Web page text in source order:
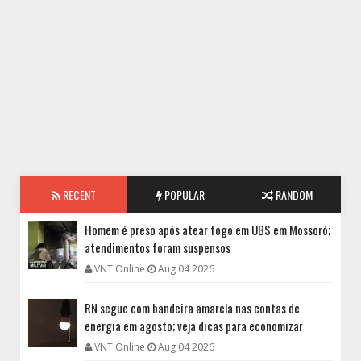
RECENT POPULAR RANDOM
Homem é preso após atear fogo em UBS em Mossoró;
atendimentos foram suspensos
VNT Online Aug 04 2026
RN segue com bandeira amarela nas contas de
energia em agosto; veja dicas para economizar
VNT Online Aug 04 2026